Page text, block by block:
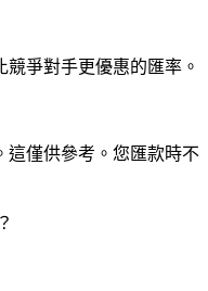
競爭對手更優惠的匯率。
這僅供參考。您匯款時不